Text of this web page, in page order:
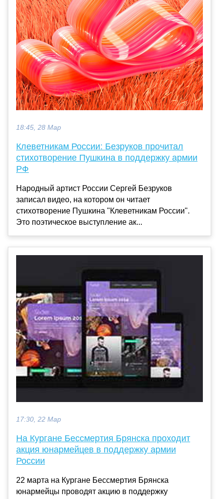
18:45, 28 Мар
Клеветникам России: Безруков прочитал
стихотворение Пушкина в поддержку армии
РФ
Народный артист России Сергей Безруков
записал видео, на котором он читает
стихотворение Пушкина "Клеветникам России".
Это поэтическое выступление ак...
17:30, 22 Мар
На Кургане Бессмертия Брянска проходит
акция юнармейцев в поддержку армии
России
22 марта на Кургане Бессмертия Брянска
юнармейцы проводят акцию в поддержку